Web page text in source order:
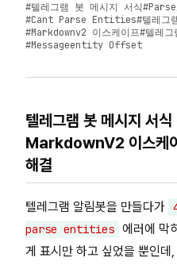
#텔레그램 봇 메시지 서식#
#Cant Parse Entities#텔레그
#Markdownv2 이스케이프#텔레
#Messageentity Offset
텔레그램 봇 메시지 서
MarkdownV2 이스케
해결
텔레그램 알림봇을 만들다가
parse entities 에러에 막
게 표시만 하고 싶었을 뿐인